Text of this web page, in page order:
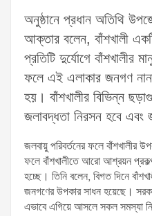
অনুষ্ঠানে প্রধান অতিথি
আক্তার বলেন, বাঁশখালী
প্রতিটি দুর্যোগে বাঁশখালীর
ফলে এই এলাকার জনগণ
হয়। বাঁশখালীর বিভিন্ন
জলাবদ্ধতা নিরসন হবে
জলবায়ু পরিবর্তনের ফলে বাঁশখালীর
ফলে বাঁশখালীতে আরো আশ্রয়ন
হচ্ছে। তিনি বলেন, বিগত দিনে
জনগণের উপকার সাধন হয়েছে।
এভাবে এগিয়ে আসলে সকল সমস্যা